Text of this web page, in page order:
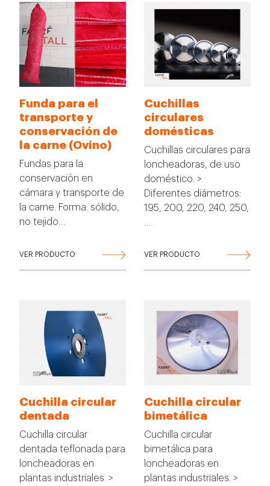
Funda para el
transporte y
conservación de
la carne (Ovino)
Fundas para la
conservación en
cámara y transporte de
la carne. Forma: sólido,
no tejido…
VER PRODUCTO
Cuchillas
circulares
domésticas
Cuchillas circulares para
loncheadoras, de uso
doméstico. >
Diferentes diámetros:
195, 200, 220, 240, 250,
…
VER PRODUCTO
Cuchilla circular
dentada
Cuchilla circular
dentada teflonada para
loncheadoras en
plantas industriales. >
Cuchilla circular
bimetálica
Cuchilla circular
bimetálica para
loncheadoras en
plantas industriales. >